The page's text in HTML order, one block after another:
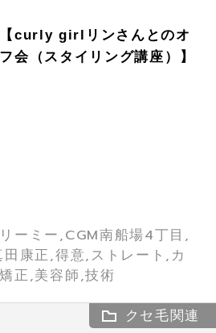
【curly girlリンさんとのオ
フ会（スタイリング講座）】
ーミー,CGM南船場4丁目,
康正,得意,ストレート,カ
正,美容師,技術
クセ毛関連